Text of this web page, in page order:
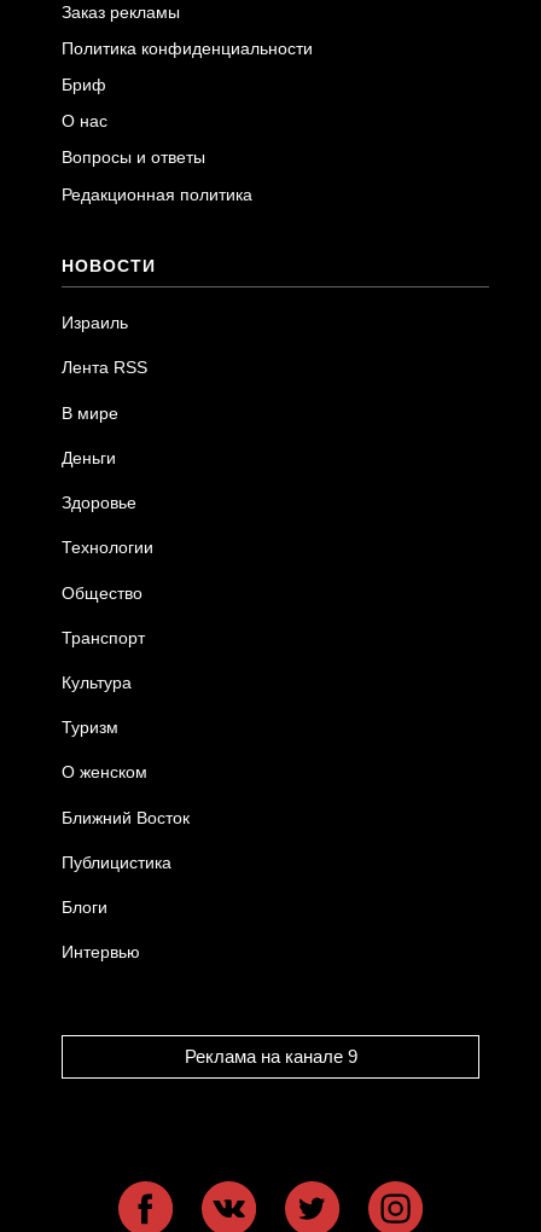
Заказ рекламы
Политика конфиденциальности
Бриф
О нас
Вопросы и ответы
Редакционная политика
НОВОСТИ
Израиль
Лента RSS
В мире
Деньги
Здоровье
Технологии
Общество
Транспорт
Культура
Туризм
О женском
Ближний Восток
Публицистика
Блоги
Интервью
Реклама на канале 9